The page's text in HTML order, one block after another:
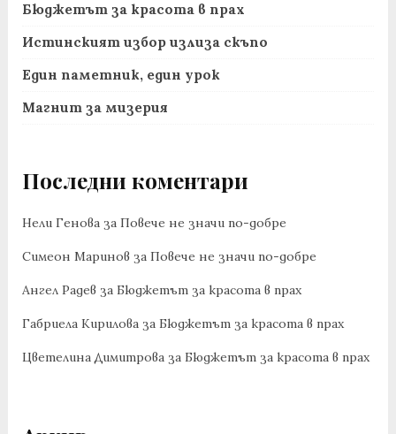
Бюджетът за красота в прах
Истинският избор излиза скъпо
Един паметник, един урок
Магнит за мизерия
Последни коментари
Нели Генова за Повече не значи по-добре
Симеон Маринов за Повече не значи по-добре
Ангел Радев за Бюджетът за красота в прах
Габриела Кирилова за Бюджетът за красота в прах
Цветелина Димитрова за Бюджетът за красота в прах